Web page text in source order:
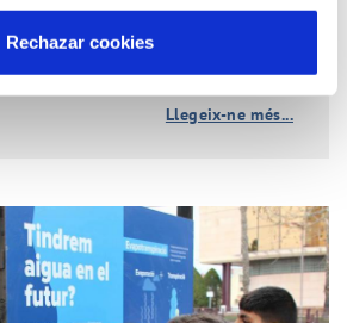
Rechazar cookies
Llegeix-ne més...